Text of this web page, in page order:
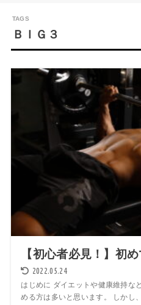
ＢＩＧ３
【初心者必見！】初
2022.05.24
はじめに ダイエットや健康維持な
める方は多いと思います。 しかし